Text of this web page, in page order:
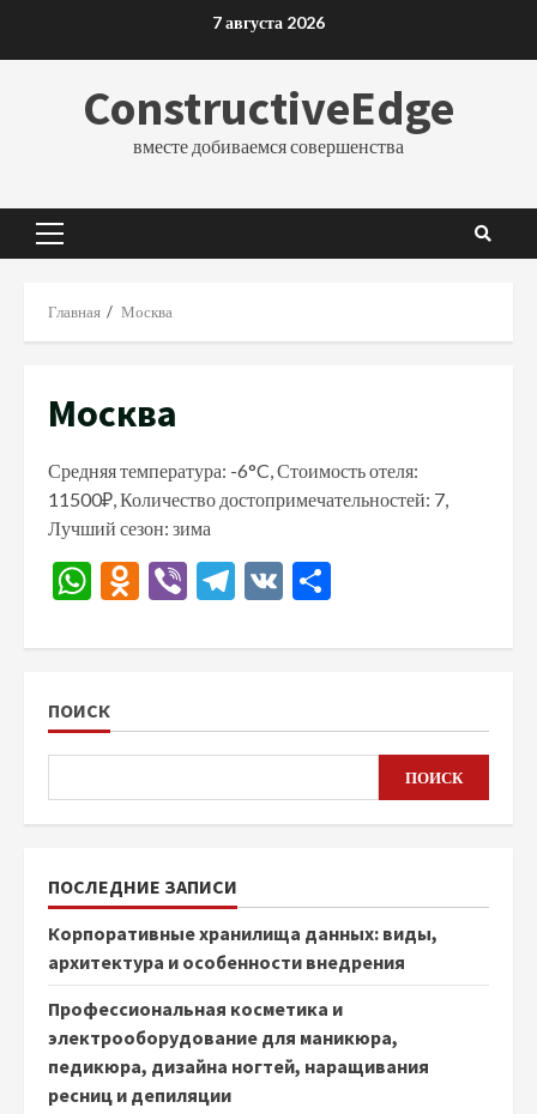
7 августа 2026
ConstructiveEdge
вместе добиваемся совершенства
Основное
Главная Москва
Москва
Средняя температура: -6°C, Стоимость отеля:
11500₽, Количество достопримечательностей: 7,
Лучший сезон: зима
WhatsApp
Odnoklassniki
ViberTelegram
VK
ПОИСК
ПОИСК
ПОСЛЕДНИЕ ЗАПИСИ
Корпоративные хранилища данных: виды,
архитектура и особенности внедрения
Профессиональная косметика и
электрооборудование для маникюра,
педикюра, дизайна ногтей, наращивания
ресниц и депиляции